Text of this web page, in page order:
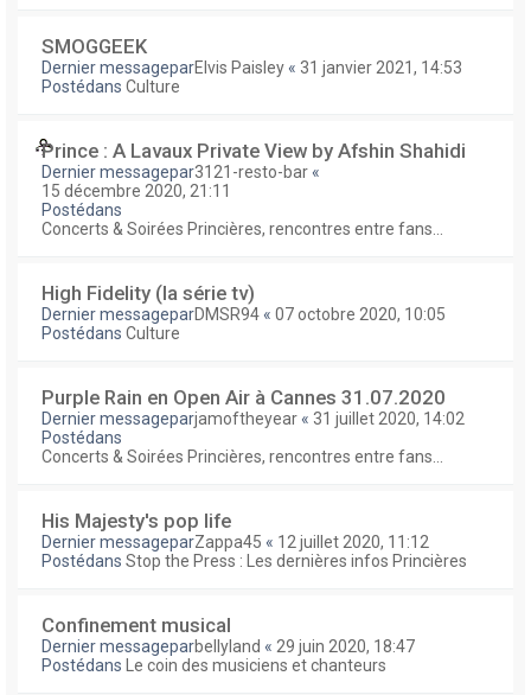
SMOGGEEK
Dernier messageparElvis Paisley « 31 janvier 2021, 14:53
Postédans Culture
Prince : A Lavaux Private View by Afshin Shahidi
Dernier messagepar3121-resto-bar «
15 décembre 2020, 21:11
Postédans
Concerts & Soirées Princières, rencontres entre fans...
High Fidelity (la série tv)
Dernier messageparDMSR94 « 07 octobre 2020, 10:05
Postédans Culture
Purple Rain en Open Air à Cannes 31.07.2020
Dernier messageparjamoftheyear « 31 juillet 2020, 14:02
Postédans
Concerts & Soirées Princières, rencontres entre fans...
His Majesty's pop life
Dernier messageparZappa45 « 12 juillet 2020, 11:12
Postédans Stop the Press : Les dernières infos Princières
Confinement musical
Dernier messageparbellyland « 29 juin 2020, 18:47
Postédans
Le coin des musiciens et chanteurs